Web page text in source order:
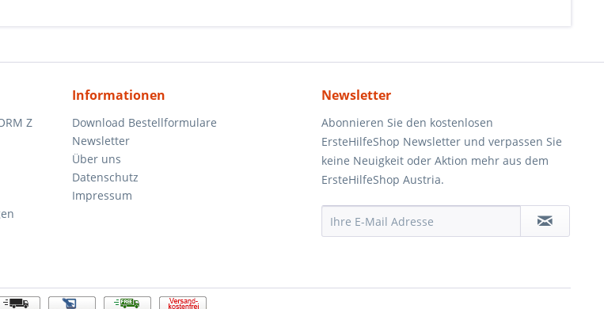
Z
Informationen
Download Bestellformulare
Newsletter
Über uns
Datenschutz
Impressum
Newsletter
Abonnieren Sie den kostenlosen
ErsteHilfeShop Newsletter und verpassen Sie
keine Neuigkeit oder Aktion mehr aus dem
ErsteHilfeShop Austria.